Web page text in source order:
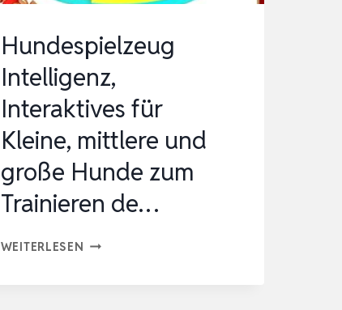
Hundespielzeug
Intelligenz,
Interaktives für
Kleine, mittlere und
große Hunde zum
Trainieren de…
WEITERLESEN HUNDESPIELZEUG